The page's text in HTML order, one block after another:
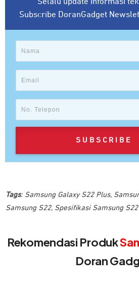
Selalu update informasi
Subscribe DoranGadget
SUBSCRIBE
Tags: Samsung Galaxy S22 Plus,
Samsung S22, Spesifikasi Samsung
Rekomendasi Produk
Doran